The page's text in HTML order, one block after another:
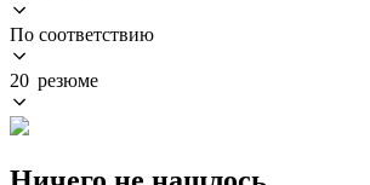
По соответствию
20 резюме